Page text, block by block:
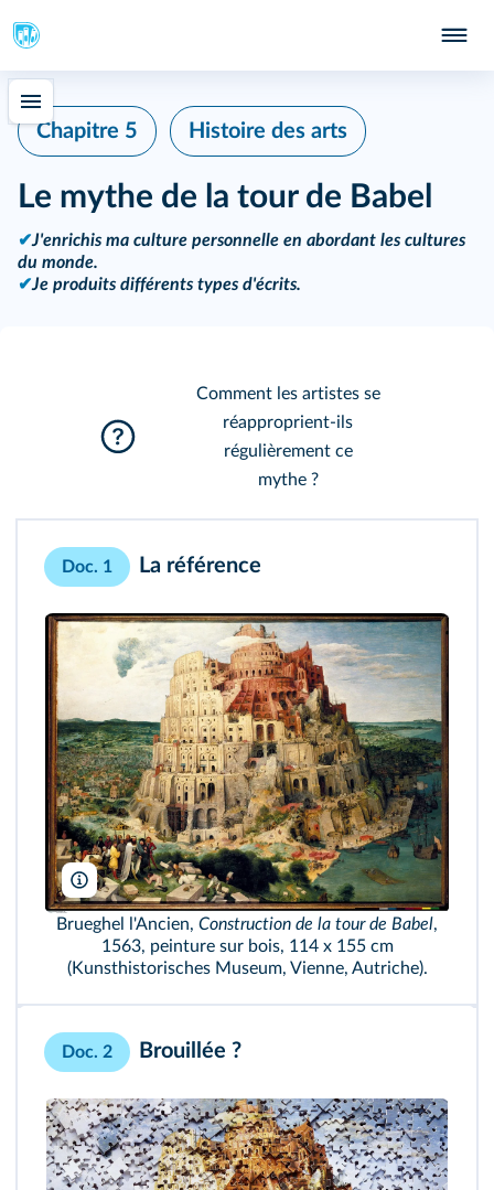
Chapitre 5 Histoire des arts
Le mythe de la tour de Babel
✔J'enrichis ma culture personnelle en abordant les cultures
du monde.
✔Je produits différents types d'écrits.
Comment les artistes se
réapproprient-ils
régulièrement ce
mythe ?
Doc. 1 La référence
H. Buresch/BPK, Berlin, Dist. RMN-Grand Palais
Brueghel l'Ancien, Construction de la tour de Babel,
1563, peinture sur bois, 114 x 155 cm
(Kunsthistorisches Museum, Vienne, Autriche).
Doc. 2 Brouillée ?